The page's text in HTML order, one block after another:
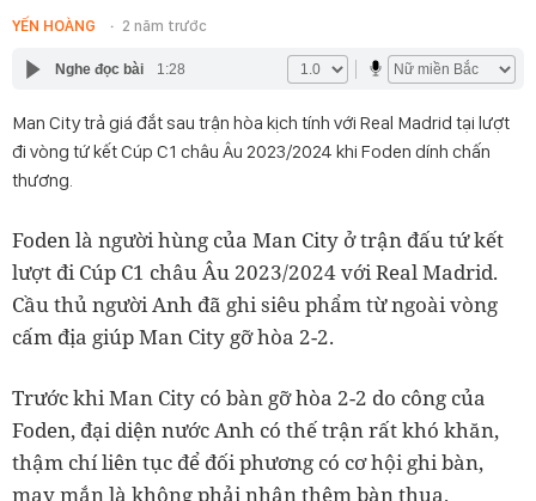
YẾN HOÀNG 2 năm trước
Nghe đọc bài 1:28
Man City trả giá đắt sau trận hòa kịch tính với Real Madrid tại lượt
đi vòng tứ kết Cúp C1 châu Âu 2023/2024 khi Foden dính chấn
thương.
Foden là người hùng của Man City ở trận đấu tứ kết
lượt đi Cúp C1 châu Âu 2023/2024 với Real Madrid.
Cầu thủ người Anh đã ghi siêu phẩm từ ngoài vòng
cấm địa giúp Man City gỡ hòa 2-2.
Trước khi Man City có bàn gỡ hòa 2-2 do công của
Foden, đại diện nước Anh có thế trận rất khó khăn,
thậm chí liên tục để đối phương có cơ hội ghi bàn,
may mắn là không phải nhận thêm bàn thua.